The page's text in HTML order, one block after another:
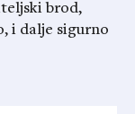
brod,
i dalje sigurno